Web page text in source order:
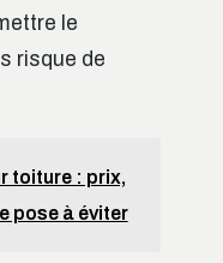
le
risque de
toiture : prix,
pose à éviter